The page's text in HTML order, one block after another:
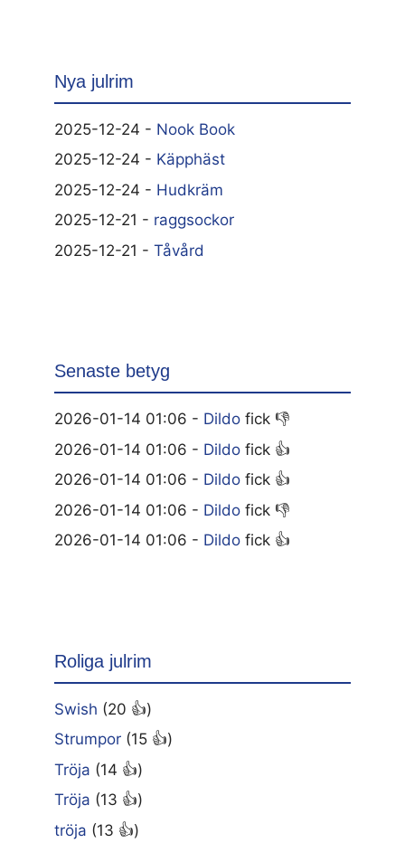
Nya julrim
2025-12-24 - Nook Book
2025-12-24 - Käpphäst
2025-12-24 - Hudkräm
2025-12-21 - raggsockor
2025-12-21 - Tåvård
Senaste betyg
2026-01-14 01:06 - Dildo fick 👎
2026-01-14 01:06 - Dildo fick 👍
2026-01-14 01:06 - Dildo fick 👍
2026-01-14 01:06 - Dildo fick 👎
2026-01-14 01:06 - Dildo fick 👍
Roliga julrim
Swish (20 👍)
Strumpor (15 👍)
Tröja (14 👍)
Tröja (13 👍)
tröja (13 👍)